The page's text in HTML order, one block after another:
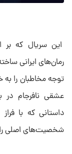
این سریال که
رمان‌های ایرانی
توجه مخاطبان را
عشقی نافرجام
داستانی که با
شخصیت‌های اصلی